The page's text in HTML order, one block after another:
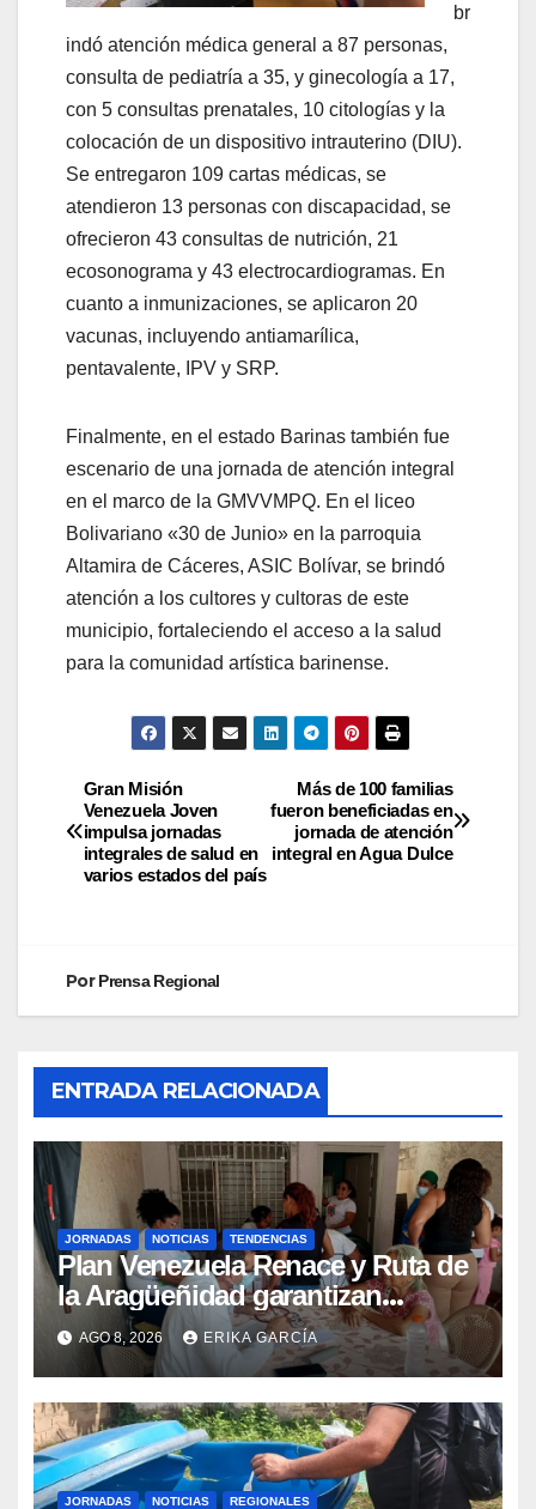
br
indó atención médica general a 87 personas,
consulta de pediatría a 35, y ginecología a 17,
con 5 consultas prenatales, 10 citologías y la
colocación de un dispositivo intrauterino (DIU).
Se entregaron 109 cartas médicas, se
atendieron 13 personas con discapacidad, se
ofrecieron 43 consultas de nutrición, 21
ecosonograma y 43 electrocardiogramas. En
cuanto a inmunizaciones, se aplicaron 20
vacunas, incluyendo antiamarílica,
pentavalente, IPV y SRP.
Finalmente, en el estado Barinas también fue
escenario de una jornada de atención integral
en el marco de la GMVVMPQ. En el liceo
Bolivariano «30 de Junio» en la parroquia
Altamira de Cáceres, ASIC Bolívar, se brindó
atención a los cultores y cultoras de este
municipio, fortaleciendo el acceso a la salud
para la comunidad artística barinense.
Más de 100 familias
fueron beneficiadas en
jornada de atención
integral en Agua Dulce
Gran Misión
Venezuela Joven
impulsa jornadas
integrales de salud en
varios estados del país
PorPrensa Regional
ENTRADA RELACIONADA
JORNADAS NOTICIAS TENDENCIAS
Plan Venezuela Renace y Ruta de
la Aragüeñidad garantizan
atención médica integral en
Aragua
AGO 8, 2026 ERIKA GARCÍA
JORNADAS NOTICIAS REGIONALES